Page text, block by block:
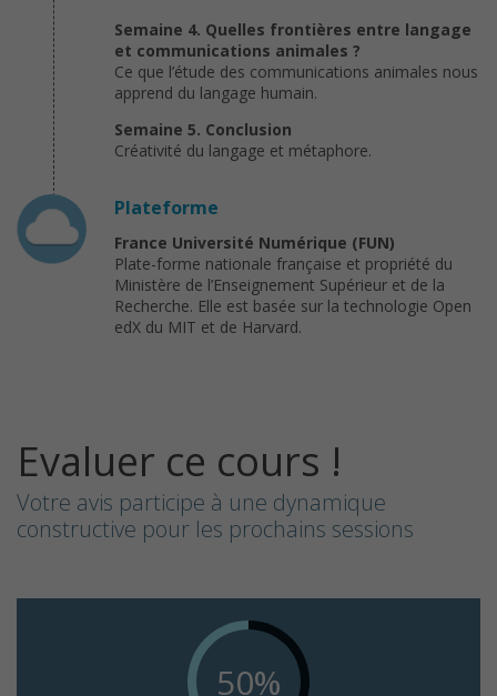
Semaine 4. Quelles frontières entre langage
et communications animales ?
Ce que l’étude des communications animales nous
apprend du langage humain.
Semaine 5. Conclusion
Créativité du langage et métaphore.
Plateforme
France Université Numérique (FUN)
Plate-forme nationale française et propriété du
Ministère de l’Enseignement Supérieur et de la
Recherche. Elle est basée sur la technologie Open
edX du MIT et de Harvard.
Evaluer ce cours !
Votre avis participe à une dynamique
constructive pour les prochains sessions
50%